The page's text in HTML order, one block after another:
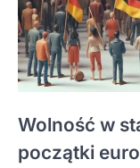
Wolność w
początki